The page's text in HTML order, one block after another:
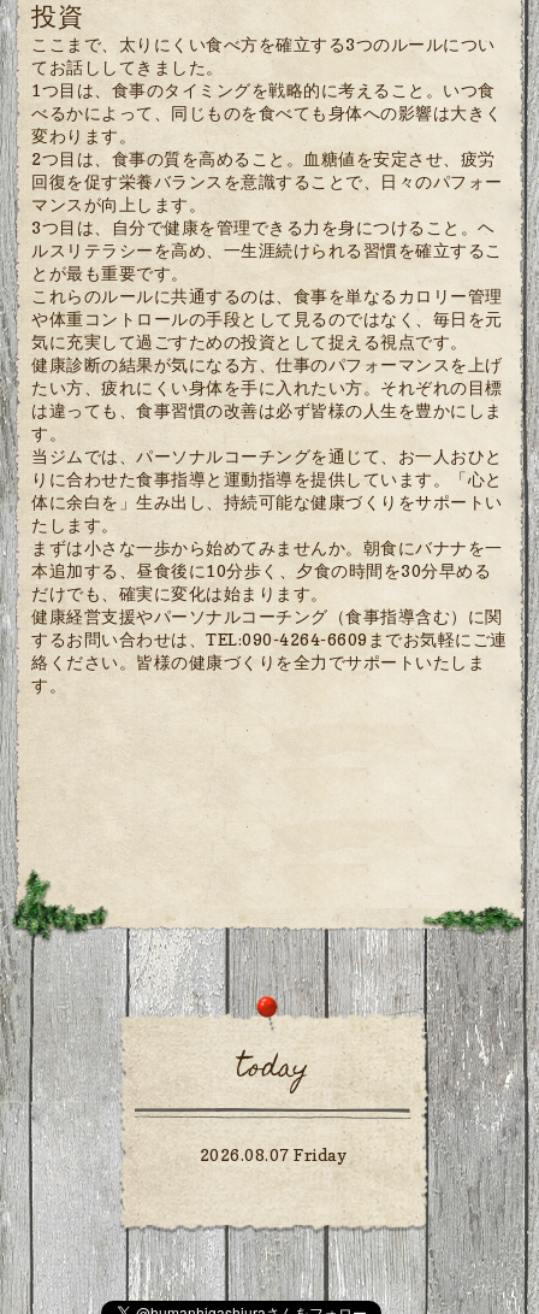
投資
ここまで、太りにくい食べ方を確立する3つのルールについ
てお話ししてきました。
1つ目は、食事のタイミングを戦略的に考えること。いつ食
べるかによって、同じものを食べても身体への影響は大きく
変わります。
2つ目は、食事の質を高めること。血糖値を安定させ、疲労
回復を促す栄養バランスを意識することで、日々のパフォー
マンスが向上します。
3つ目は、自分で健康を管理できる力を身につけること。ヘ
ルスリテラシーを高め、一生涯続けられる習慣を確立するこ
とが最も重要です。
これらのルールに共通するのは、食事を単なるカロリー管理
や体重コントロールの手段として見るのではなく、毎日を元
気に充実して過ごすための投資として捉える視点です。
健康診断の結果が気になる方、仕事のパフォーマンスを上げ
たい方、疲れにくい身体を手に入れたい方。それぞれの目標
は違っても、食事習慣の改善は必ず皆様の人生を豊かにしま
す。
当ジムでは、パーソナルコーチングを通じて、お一人おひと
りに合わせた食事指導と運動指導を提供しています。「心と
体に余白を」生み出し、持続可能な健康づくりをサポートい
たします。
まずは小さな一歩から始めてみませんか。朝食にバナナを一
本追加する、昼食後に10分歩く、夕食の時間を30分早める
だけでも、確実に変化は始まります。
健康経営支援やパーソナルコーチング（食事指導含む）に関
するお問い合わせは、TEL:090-4264-6609までお気軽にご連
絡ください。皆様の健康づくりを全力でサポートいたしま
す。
today
2026.08.07 Friday